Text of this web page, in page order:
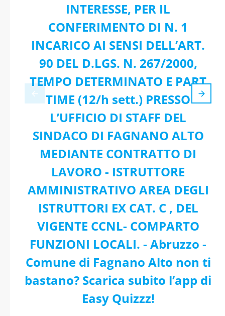
INTERESSE, PER IL
CONFERIMENTO DI N. 1
INCARICO AI SENSI DELL’ART.
90 DEL D.LGS. N. 267/2000,
TEMPO DETERMINATO E PART
TIME (12/h sett.) PRESSO
L’UFFICIO DI STAFF DEL
SINDACO DI FAGNANO ALTO
MEDIANTE CONTRATTO DI
LAVORO - ISTRUTTORE
AMMINISTRATIVO AREA DEGLI
ISTRUTTORI EX CAT. C , DEL
VIGENTE CCNL- COMPARTO
FUNZIONI LOCALI. - Abruzzo -
Comune di Fagnano Alto non ti
bastano? Scarica subito l’app di
Easy Quizzz!